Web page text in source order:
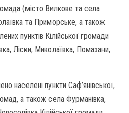
(місто Вилкове та села
та Приморське, а також
пунктів Кілійської громади
Ліски, Миколаївка, Помазани,
населені пункти Саф’янівської,
а також села Фурманівка,